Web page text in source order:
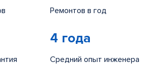
Ремонтов в год
4 года
Средний опыт инженера